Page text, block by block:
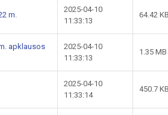
m.
2025-04-10
11:33:13
64.42 KB
apklausos
2025-04-10
11:33:13
1.35 MB
2025-04-10
11:33:14
450.7 KB